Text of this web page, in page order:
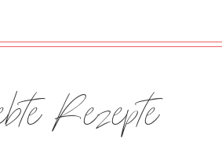
Rezepte